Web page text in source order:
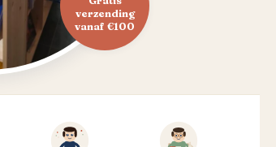
verzending
vanaf €100